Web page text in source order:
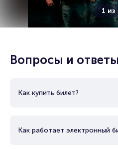
Полезные ссылки
Продать билет
Брокерам
1 из
Вопросы и ответы
Как купить билет?
Как работает электронный